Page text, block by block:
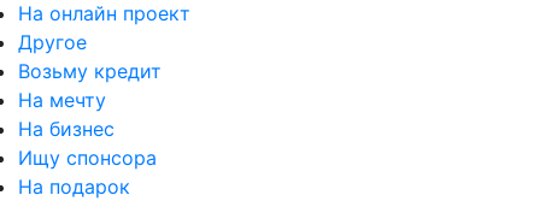
На онлайн проект
Другое
Возьму кредит
На мечту
На бизнес
Ищу спонсора
На подарок